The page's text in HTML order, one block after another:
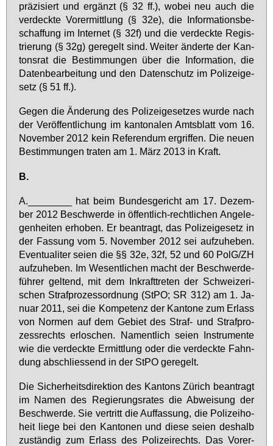
prä­zi­siert und er­gänzt (§ 32 ff.), wo­bei neu auch die
ver­deck­te Vor­er­mitt­lung (§ 32e), die In­for­ma­ti­ons­be­
schaf­fung im In­ter­net (§ 32f) und die ver­deck­te Re­gis­
trie­rung (§ 32g) ge­re­gelt sind. Wei­ter än­der­te der Kan­
tons­rat die Be­stim­mun­gen über die In­for­ma­ti­on, die
Da­ten­be­ar­bei­tung und den Da­ten­schutz im Po­li­zei­ge­
setz (§ 51 ff.).
Ge­gen die Än­de­rung des Po­li­zei­ge­set­zes wur­de nach
der Ver­öf­fent­li­chung im kan­to­na­len Amts­blatt vom 16.
No­vem­ber 2012 kein Re­fe­ren­dum er­grif­fen. Die neu­en
Be­stim­mun­gen tra­ten am 1. März 2013 in Kraft.
B.
A.________ hat beim Bun­des­ge­richt am 17. De­zem­
ber 2012 Be­schwer­de in öf­fent­lich-recht­li­chen An­ge­le­
gen­hei­ten er­ho­ben. Er be­an­tragt, das Po­li­zei­ge­setz in
der Fas­sung vom 5. No­vem­ber 2012 sei auf­zu­he­ben.
Even­tua­li­ter sei­en die §§ 32e, 32f, 52 und 60 PolG/ZH
auf­zu­he­ben. Im We­sent­li­chen macht der Be­schwer­de­
füh­rer gel­tend, mit dem In­kraft­tre­ten der Schwei­ze­ri­
schen Straf­pro­zess­ord­nung (StPO; SR 312) am 1. Ja­
nu­ar 2011, sei die Kom­pe­tenz der Kan­to­ne zum Er­lass
von Nor­men auf dem Ge­biet des Straf- und Straf­pro­
zess­rechts er­lo­schen. Na­ment­lich sei­en In­stru­men­te
wie die ver­deck­te Er­mitt­lung oder die ver­deck­te Fahn­
dung ab­schlies­send in der StPO ge­re­gelt.
Die Si­cher­heits­di­rek­ti­on des Kan­tons Zü­rich be­an­tragt
im Na­men des Re­gie­rungs­ra­tes die Ab­wei­sung der
Be­schwer­de. Sie ver­tritt die Auf­fas­sung, die Po­li­zei­ho­
heit lie­ge bei den Kan­to­nen und die­se sei­en des­halb
zu­stän­dig zum Er­lass des Po­li­zei­rechts. Das Vor­er­